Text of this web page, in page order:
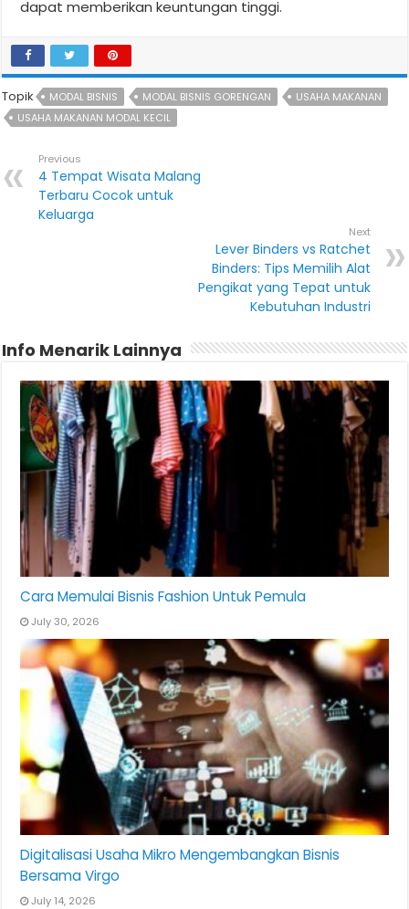
dapat memberikan keuntungan tinggi.
Topik MODAL BISNIS MODAL BISNIS GORENGAN
USAHA MAKANAN
USAHA MAKANAN MODAL KECIL
Previous
4 Tempat Wisata Malang
Terbaru Cocok untuk
Keluarga
Next
Lever Binders vs Ratchet
Binders: Tips Memilih Alat
Pengikat yang Tepat untuk
Kebutuhan Industri
Info Menarik Lainnya
Cara Memulai Bisnis Fashion Untuk Pemula
July 30, 2026
Digitalisasi Usaha Mikro Mengembangkan Bisnis
Bersama Virgo
July 14, 2026